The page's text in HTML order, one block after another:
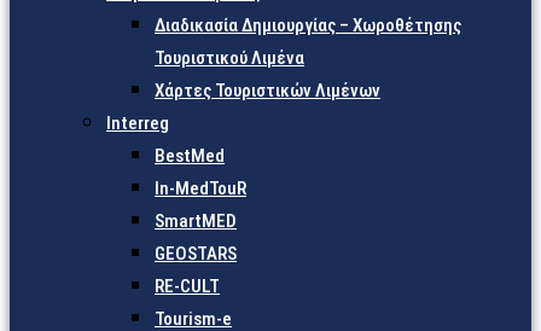
Διαδικασία Δημιουργίας – Χωροθέτησης
Τουριστικού Λιμένα
Χάρτες Τουριστικών Λιμένων
Interreg
BestMed
In-MedTouR
SmartMED
GEOSTARS
RE-CULT
Tourism-e